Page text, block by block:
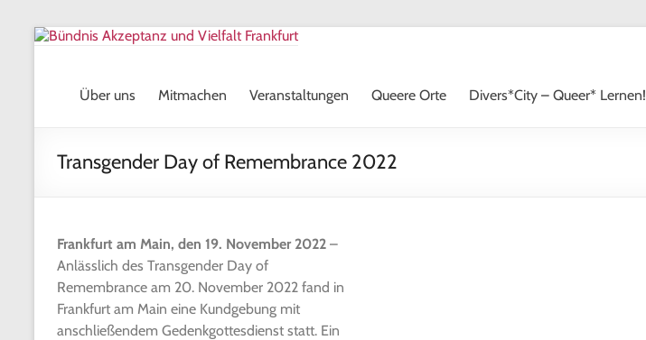
Skip
Über uns Mitmachen Veranstaltungen Queere Orte Divers*City – Queer* Lernen!
Transgender Day of Remembrance 2022
Frankfurt am Main, den 19. November 2022 –
Anlässlich des Transgender Day of
Remembrance am 20. November 2022 fand in
Frankfurt am Main eine Kundgebung mit
anschließendem Gedenkgottesdienst statt. Ein